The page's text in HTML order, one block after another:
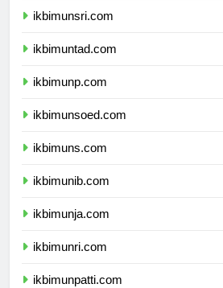
ikbimunsri.com
ikbimuntad.com
ikbimunp.com
ikbimunsoed.com
ikbimuns.com
ikbimunib.com
ikbimunja.com
ikbimunri.com
ikbimunpatti.com